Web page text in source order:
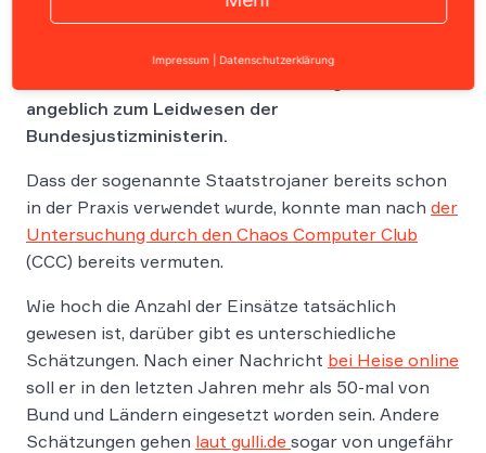
Der Staatstrojaner wurde in den letzten Jahren in
angeblich zum Leidwesen der
Bundesjustizministerin.
Dass der sogenannte Staatstrojaner bereits schon
in der Praxis verwendet wurde, konnte man nach der
Untersuchung durch den Chaos Computer Club
(CCC) bereits vermuten.
Wie hoch die Anzahl der Einsätze tatsächlich
gewesen ist, darüber gibt es unterschiedliche
Schätzungen. Nach einer Nachricht bei Heise online
soll er in den letzten Jahren mehr als 50-mal von
Bund und Ländern eingesetzt worden sein. Andere
Schätzungen gehen laut gulli.de sogar von ungefähr
Impressum Datenschutzerklärung